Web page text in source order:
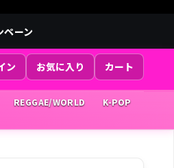
ペーン
ン お気に入り カート
REGGAE/WORLD
K-POP